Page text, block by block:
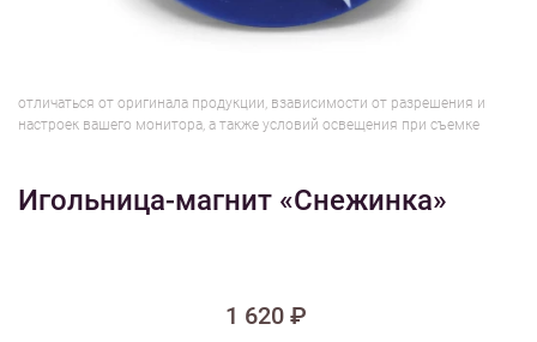
1/3
отличаться от оригинала продукции, взависимости от разрешения и
настроек вашего монитора, а также условий освещения при съемке
Игольница-магнит «Снежинка»
1 620 ₽